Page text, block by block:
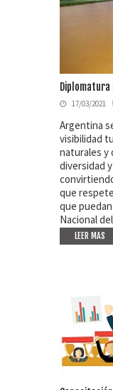
Diplomatura
17/03/2021
Argentina
visibilidad
naturales y
diversidad
que
que
Nacional
LEER MAS